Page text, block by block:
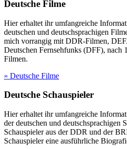
Deutsche Filme
Hier erhaltet ihr umfangreiche
deutschen und deutschsprachigen
mich vorrangig mit DDR-Filmen,
Deutschen Fernsehfunks (DFF), nach
Filmen.
» Deutsche Filme
Deutsche Schauspieler
Hier erhaltet ihr umfangreiche
der deutschen und deutschsprachigen
Schauspieler aus der DDR und der
Schauspieler eine ausführliche